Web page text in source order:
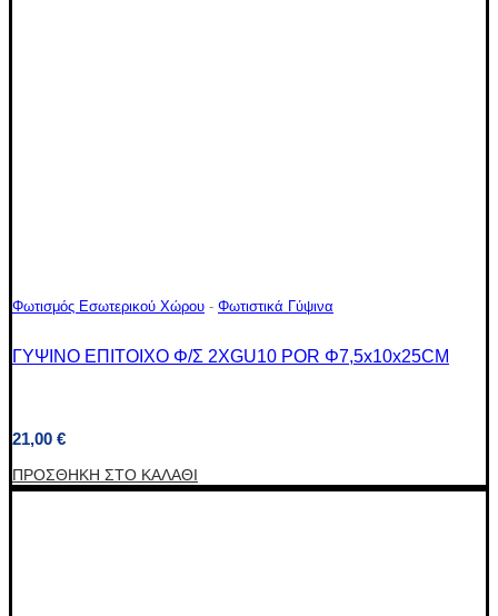
Φωτισμός Εσωτερικού Χώρου - Φωτιστικά Γύψινα
ΓΥΨΙΝΟ ΕΠΙΤΟΙΧΟ Φ/Σ 2XGU10 POR Φ7,5x10x25CM
21,00 €
ΠΡΟΣΘΉΚΗ ΣΤΟ ΚΑΛΆΘΙ